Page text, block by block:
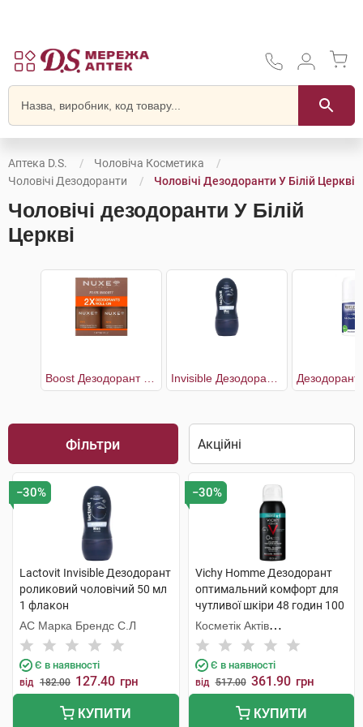
Аптека D.S.
Чоловіча Косметика
Чоловічі Дезодоранти
Чоловічі Дезодоранти У Білій Церкві
Чоловічі дезодоранти У Білій
Церкві
Фільтри
−30%
Lactovit Invisible Дезодорант
роликовий чоловічий 50 мл
1 флакон
АС Марка Брендс С.Л
Є в наявності
від 182.00 127.40 грн
КУПИТИ
−30%
Vichy Homme Дезодорант
оптимальний комфорт для
чутливої шкіри 48 годин 100
мл 1 флакон
Косметік Актів
Інтернаціональ
Є в наявності
від 517.00 361.90 грн
КУПИТИ